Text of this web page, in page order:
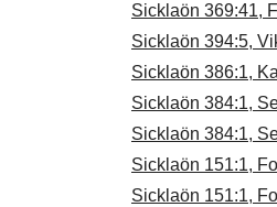
Sicklaön 369:41,
Sicklaön 394:5,
Sicklaön 386:1,
Sicklaön 384:1,
Sicklaön 384:1,
Sicklaön 151:1,
Sicklaön 151:1,